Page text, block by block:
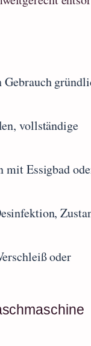
Gebrauch
vollständige
mit Essigbad
oder